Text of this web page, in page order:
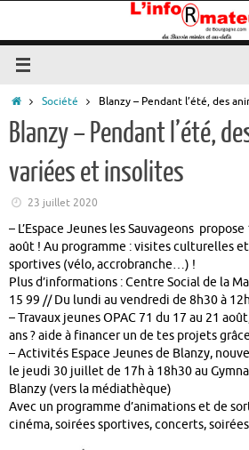
contenu
Accueil
Société Blanzy – Pendant l’été, des
Blanzy – Pendant l’été,
variées et insolites
23 juillet 2020
– L’Espace Jeunes les Sauvageons
août ! Au programme : visites culturelles
sportives (vélo, accrobranche…) !
Plus d’informations : Centre Social de la
15 99 // Du lundi au vendredi de 8h30 à
– Travaux jeunes OPAC 71 du 17 au 21
ans ? aide à financer un de tes projets
– Activités Espace Jeunes de Blanzy,
le jeudi 30 juillet de 17h à 18h30 au
Blanzy (vers la médiathèque)
Avec un programme d’animations et de
cinéma, soirées sportives, concerts,